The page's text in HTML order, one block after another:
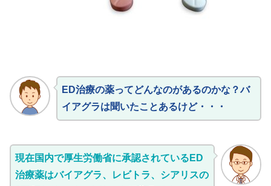
ED治療の薬ってどんなのがあるのかな？バ
イアグラは聞いたことあるけど・・・
現在国内で厚生労働省に承認されているED
治療薬はバイアグラ、レビトラ、シアリスの